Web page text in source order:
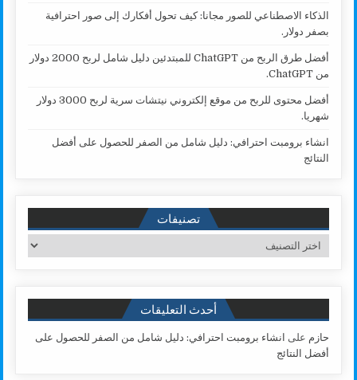
الذكاء الاصطناعي للصور مجانا: كيف تحول أفكارك إلى صور احترافية
بصفر دولار.
أفضل طرق الربح من ChatGPT للمبتدئين دليل شامل لربح 2000 دولار
من ChatGPT.
أفضل محتوى للربح من موقع إلكتروني نيتشات سرية لربح 3000 دولار
شهريا.
انشاء برومبت احترافي: دليل شامل من الصفر للحصول على أفضل
النتائج
تصنيفات
تصنيفات
أحدث التعليقات
حازم على انشاء برومبت احترافي: دليل شامل من الصفر للحصول على
أفضل النتائج